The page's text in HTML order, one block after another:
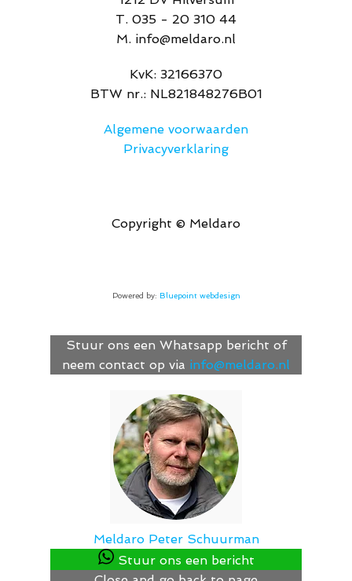
Copyright © Meldaro
Powered by: Bluepoint webdesign
Stuur ons een Whatsapp bericht of
neem contact op via info@meldaro.nl
Meldaro Peter Schuurman
Stuur ons een bericht
T. 035 - 20 310 44
M. info@meldaro.nl
​KvK: 32166370​
BTW nr.: NL821848276B01
Algemene voorwaarden
Privacyverklaring